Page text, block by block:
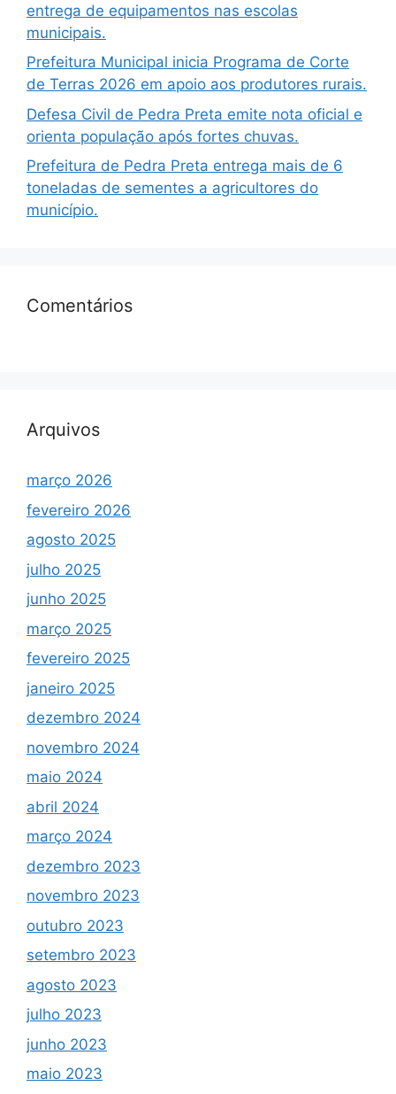
entrega de equipamentos nas escolas
municipais.
Prefeitura Municipal inicia Programa de Corte
de Terras 2026 em apoio aos produtores rurais.
Defesa Civil de Pedra Preta emite nota oficial e
orienta população após fortes chuvas.
Prefeitura de Pedra Preta entrega mais de 6
toneladas de sementes a agricultores do
município.
Comentários
Arquivos
março 2026
fevereiro 2026
agosto 2025
julho 2025
junho 2025
março 2025
fevereiro 2025
janeiro 2025
dezembro 2024
novembro 2024
maio 2024
abril 2024
março 2024
dezembro 2023
novembro 2023
outubro 2023
setembro 2023
agosto 2023
julho 2023
junho 2023
maio 2023